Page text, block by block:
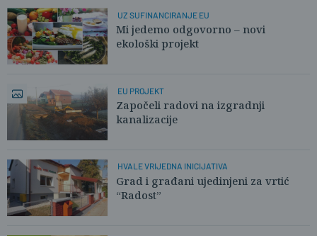
UZ SUFINANCIRANJE EU
Mi jedemo odgovorno – novi
ekološki projekt
EU PROJEKT
Započeli radovi na izgradnji
kanalizacije
HVALE VRIJEDNA INICIJATIVA
Grad i građani ujedinjeni za vrtić
“Radost”